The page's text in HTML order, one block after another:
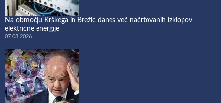
Na območju Krškega in Brežic danes več načrtovanih izklopov
električne energije
07.08.2026